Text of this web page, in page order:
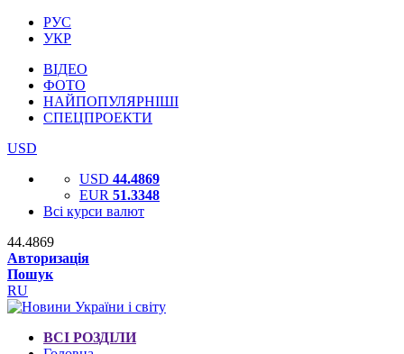
РУС
УКР
ВІДЕО
ФОТО
НАЙПОПУЛЯРНІШІ
СПЕЦПРОЕКТИ
USD
USD 44.4869
EUR 51.3348
Всі курси валют
44.4869
Авторизація
Пошук
RU
ВСІ РОЗДІЛИ